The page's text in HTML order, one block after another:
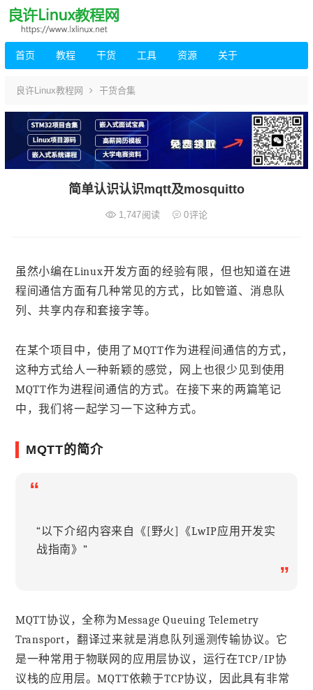
首页 教程 干货 工具 资源 关于
良许Linux教程网 干货合集
简单认识认识mqtt及mosquitto
1,747阅读 0评论
虽然小编在Linux开发方面的经验有限，但也知道在进
程间通信方面有几种常见的方式，比如管道、消息队
列、共享内存和套接字等。
在某个项目中，使用了MQTT作为进程间通信的方式，
这种方式给人一种新颖的感觉，网上也很少见到使用
MQTT作为进程间通信的方式。在接下来的两篇笔记
中，我们将一起学习一下这种方式。
MQTT的简介
“
“以下介绍内容来自《[野火]《LwIP应用开发实
战指南》”
”
MQTT协议，全称为Message Queuing Telemetry
Transport，翻译过来就是消息队列遥测传输协议。它
是一种常用于物联网的应用层协议，运行在TCP/IP协
议栈的应用层。MQTT依赖于TCP协议，因此具有非常